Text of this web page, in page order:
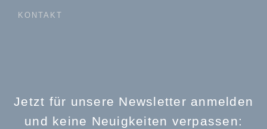
KONTAKT
Jetzt für unsere Newsletter anmelden
und keine Neuigkeiten verpassen: